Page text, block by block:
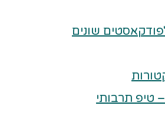
שונים
טיפ תרבותי